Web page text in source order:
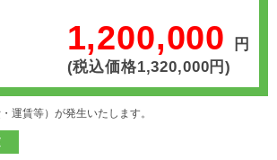
1,200,000
円
(税込価格1,320,000円)
運賃等）が発生いたします。